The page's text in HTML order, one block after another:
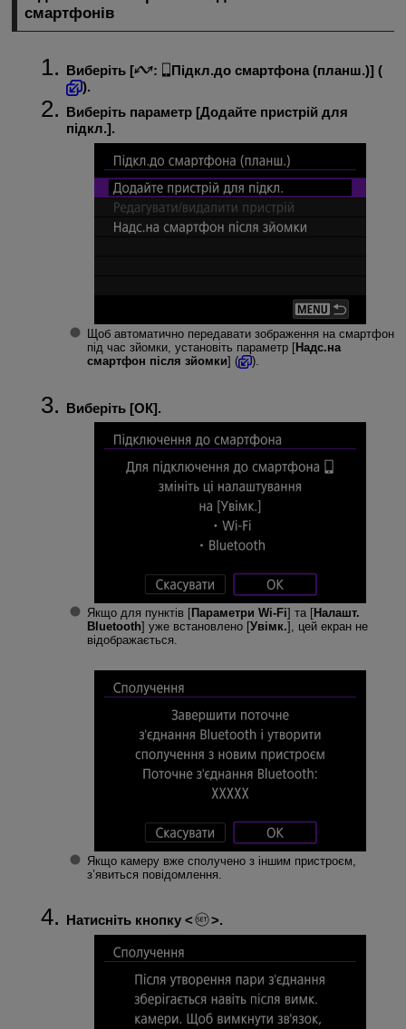
смартфонів
Виберіть [ : Підкл.до смартфона (планш.)] (
).
Виберіть параметр [Додайте пристрій для
підкл.].
Щоб автоматично передавати зображення на смартфон
під час зйомки, установіть параметр [Надс.на
смартфон після зйомки] ( ).
Виберіть [ОК].
Якщо для пунктів [Параметри Wi-Fi] та [Налашт.
Bluetooth] уже встановлено [Увімк.], цей екран не
відображається.
Якщо камеру вже сполучено з іншим пристроєм,
з’явиться повідомлення.
Натисніть кнопку .